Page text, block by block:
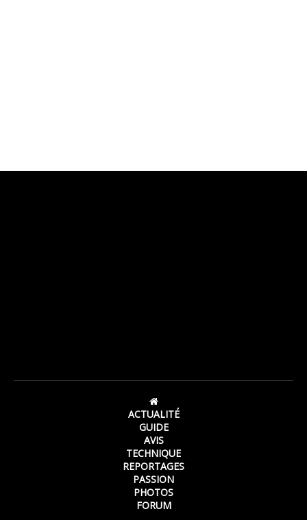
ACTUALITÉ
GUIDE
AVIS
TECHNIQUE
REPORTAGES
PASSION
PHOTOS
FORUM